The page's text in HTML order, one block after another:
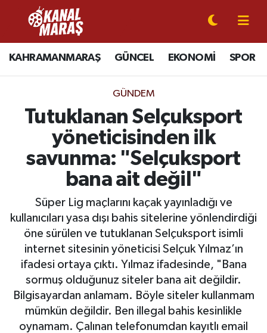
KAHRAMANMARAŞ GÜNCEL EKONOMİ SPOR
GÜNDEM
Tutuklanan Selçuksport
yöneticisinden ilk
savunma: "Selçuksport
bana ait değil"
Süper Lig maçlarını kaçak yayınladığı ve
kullanıcıları yasa dışı bahis sitelerine yönlendirdiği
öne sürülen ve tutuklanan Selçuksport isimli
internet sitesinin yöneticisi Selçuk Yılmaz’ın
ifadesi ortaya çıktı. Yılmaz ifadesinde, "Bana
sormuş olduğunuz siteler bana ait değildir.
Bilgisayardan anlamam. Böyle siteler kullanmam
mümkün değildir. Ben illegal bahis kesinlikle
oynamam. Çalınan telefonumdan kayıtlı email
CANLI YAYIN
KAHRAMANMARAŞ
SPOR
SİYASET
EKONOMİ
GÜNDEM
MAGAZİN
SAĞLIK
Kahramanmaraş Nöbetçi Eczaneler
Kahramanmaraş Hava Durumu
Kahramanmaraş Trafik Yoğunluk Haritası
Süper Lig Puan Durumu ve Fikstür
Tüm Manşetler
Son Dakika Haberleri
Haber Arşivi